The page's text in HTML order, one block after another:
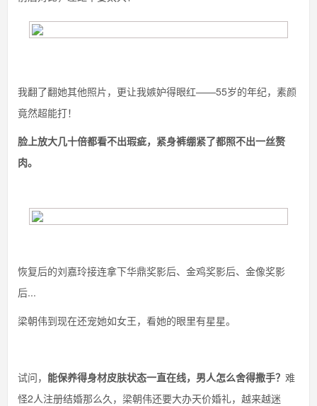
我翻了翻她其他照片，更让我嫉妒得眼红——55岁的年纪，素颜
竟然超能打！
脸上放大几十倍都看不出瑕疵，紧身裤绷紧了都照不出一丝赘
肉。
恢复后的刘嘉玲接连拿下华鼎奖影后、金鸡奖影后、金像奖影
后...
梁朝伟到现在还宠她如女王，看她的眼里有星星。
试问， 能保养得身材皮肤状态一直在线，男人怎么舍得撒手？ 难
怪2人注册结婚那么久，梁朝伟还要大办天价婚礼，越来越迷